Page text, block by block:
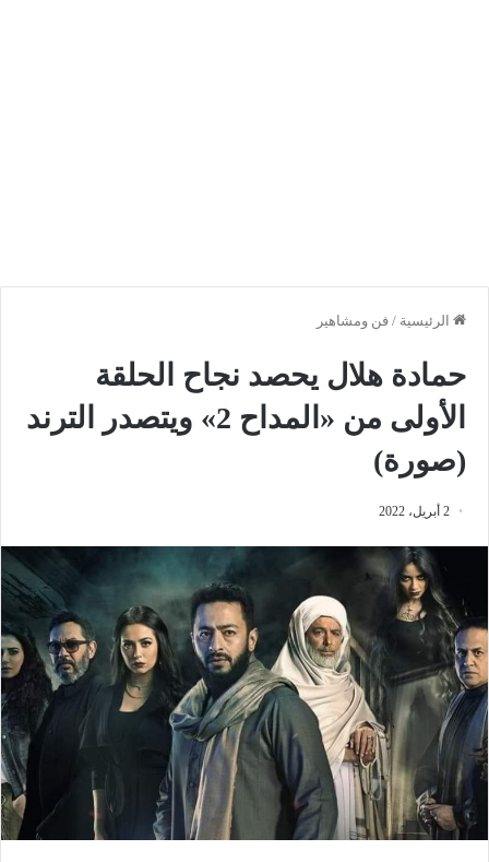
الرئيسية / فن ومشاهير
حمادة هلال يحصد نجاح الحلقة
الأولى من «المداح 2» ويتصدر الترند
(صورة)
2 أبريل، 2022